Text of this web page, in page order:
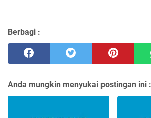
Berbagi :
Anda mungkin menyukai postingan ini :